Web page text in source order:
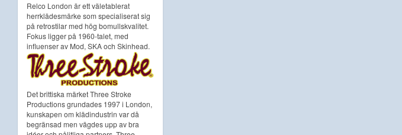
Relco London är ett väletablerat
herrklädesmärke som specialiserat sig
på retrostilar med hög bomullskvalitet.
Fokus ligger på 1960-talet, med
influenser av Mod, SKA och Skinhead.
Det brittiska märket Three Stroke
Productions grundades 1997 i London,
kunskapen om klädindustrin var då
begränsad men vägdes upp av bra